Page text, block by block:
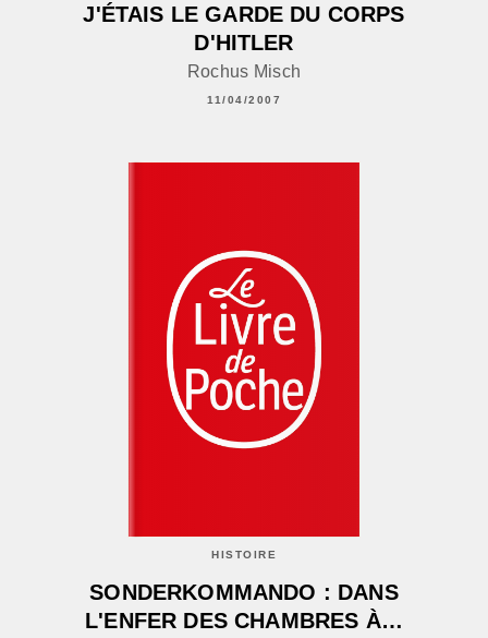
J'ÉTAIS LE GARDE DU CORPS
D'HITLER
Rochus Misch
11/04/2007
HISTOIRE
SONDERKOMMANDO : DANS
L'ENFER DES CHAMBRES À…